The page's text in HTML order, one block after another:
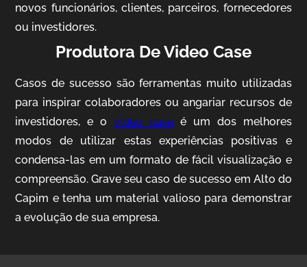
novos funcionários, clientes, parceiros, fornecedores
ou investidores.
Produtora De Video Case
Casos de sucesso são ferramentas muito utilizadas
para inspirar colaboradores ou angariar recursos de
investidores, e ovideo case é um dos melhores
modos de utilizar estas experiências positivas e
condensa-las em um formato de fácil visualização e
compreensão. Grave seu caso de sucesso em Alto do
Capim e tenha um material valioso para demonstrar
a evolução de sua empresa.